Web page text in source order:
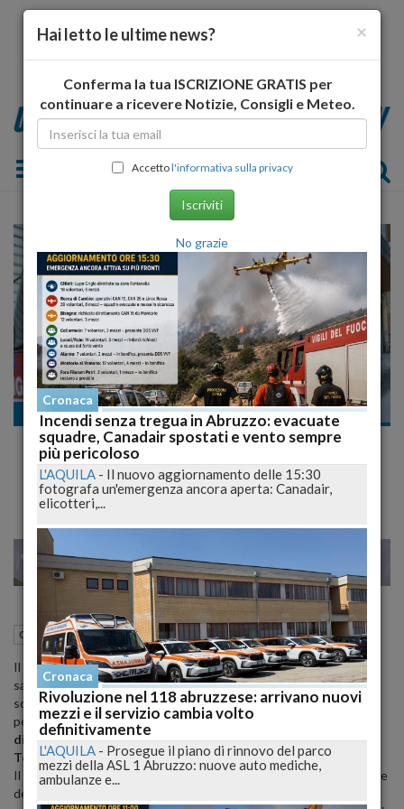
Toggle navigation
Cronaca
Bim Vomano Tordino, borracce termiche in
dono ai Vigili del Fuoco
23 25
Cronaca Teramo (TE) 19 Settembre 2012 16:42
Il BIM Vomano-Tordino, nella consueta ottica di favorire e
salvaguardare le zone montane del territorio provinciale,
soprattutto in questa stagione di eccezionale caldo torrido, ha
pensato diacquistare e donare una boraccia termica ai
dipendenti del Comando provinciale dei Vigili del Fuoco di
Teramo.
Il Consorzio ha voluto così raccogliere le sollecitazioni e le richieste
degli enti locali montani che hanno manifestato la volontà di
×
Hai letto le ultime news?
Conferma la tua ISCRIZIONE GRATIS per
continuare a ricevere Notizie, Consigli e Meteo.
Accettol'informativa sulla privacy
Iscriviti
No grazie
Cronaca
Incendi senza tregua in Abruzzo: evacuate
squadre, Canadair spostati e vento sempre
più pericoloso
L'AQUILA - Il nuovo aggiornamento delle 15:30
fotografa un'emergenza ancora aperta: Canadair,
elicotteri,...
Cronaca
Rivoluzione nel 118 abruzzese: arrivano nuovi
mezzi e il servizio cambia volto
definitivamente
L'AQUILA - Prosegue il piano di rinnovo del parco
mezzi della ASL 1 Abruzzo: nuove auto mediche,
ambulanze e...